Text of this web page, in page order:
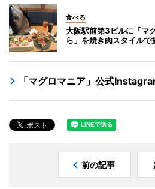
食べる
大阪駅前第3ビルに「マ
ら」を焼き肉スタイルで
「マグロマニア」公式
前の記事